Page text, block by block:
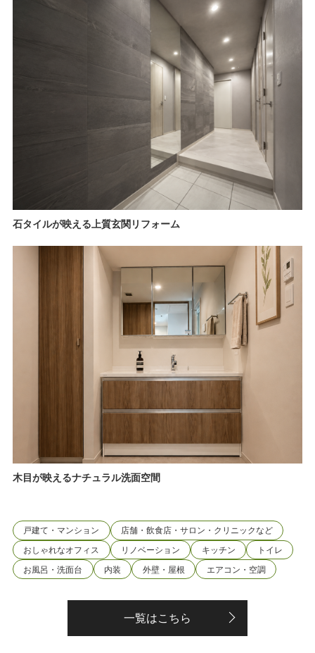
石タイルが映える上質玄関リフォーム
木目が映えるナチュラル洗面空間
戸建て・マンション
店舗・飲食店・サロン・クリニックなど
おしゃれなオフィス
リノベーション キッチン
トイレ
お風呂・洗面台
内装 外壁・屋根 エアコン・空調
一覧はこちら